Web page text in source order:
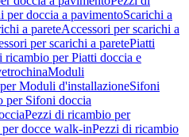
per doccia a pavimentoScarichi a
a pareteAccessori per scarichi a
per scarichi a paretePiatti
ricambio per Piatti doccia e
Moduli
Moduli d'installazioneSifoni
per Sifoni doccia
Pezzi di ricambio per
docce walk-inPezzi di ricambio